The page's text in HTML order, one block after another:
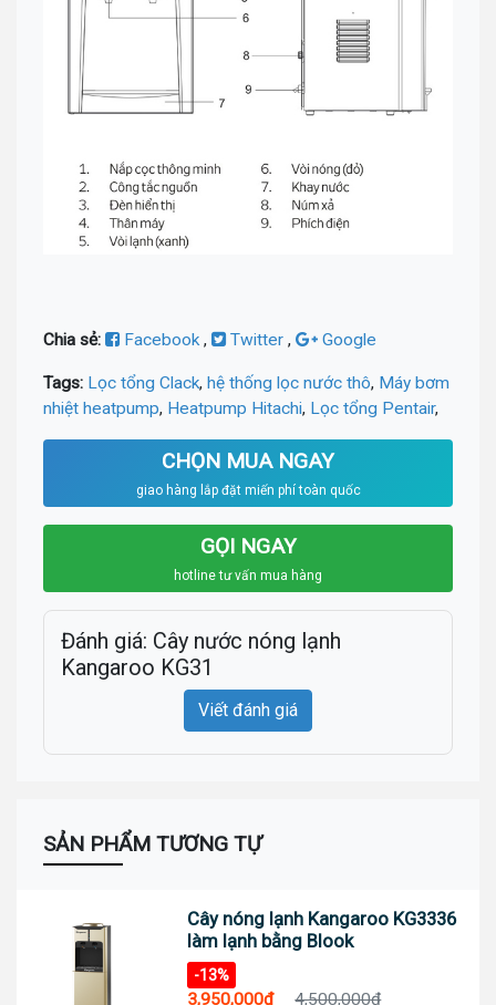
Chia sẻ: Facebook , Twitter , Google
Tags: Lọc tổng Clack, hệ thống lọc nước thô, Máy bơm
nhiệt heatpump, Heatpump Hitachi, Lọc tổng Pentair,
CHỌN MUA NGAY
giao hàng lắp đặt miến phí toàn quốc
GỌI NGAY
hotline tư vấn mua hàng
Đánh giá: Cây nước nóng lạnh
Kangaroo KG31
Viết đánh giá
SẢN PHẨM TƯƠNG TỰ
Cây nóng lạnh Kangaroo KG3336
làm lạnh bằng Blook
-13%
3,950,000đ
4,500,000đ